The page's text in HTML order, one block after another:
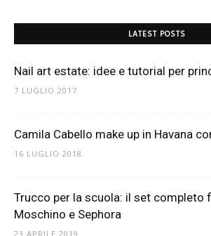
LATEST POSTS
Nail art estate: idee e tutorial per
7 LUGLIO 2017
Camila Cabello make up in Havana
16 LUGLIO 2018
Trucco per la scuola: il set completo
Moschino e Sephora
23 APRILE 2019